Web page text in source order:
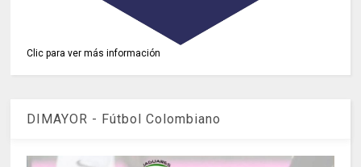
Clic para ver más información
DIMAYOR - Fútbol Colombiano